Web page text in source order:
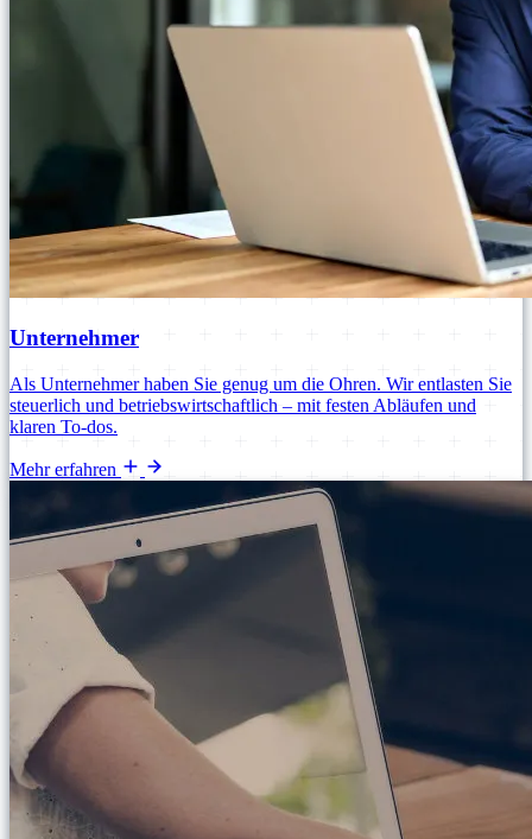
Unternehmer
Als Unternehmer haben Sie genug um die Ohren. Wir entlasten Sie
steuerlich und betriebswirtschaftlich – mit festen Abläufen und
klaren To-dos.
Mehr erfahren